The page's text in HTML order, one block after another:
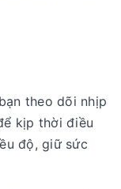
theo dõi nhịp
kịp thời điều
độ, giữ sức